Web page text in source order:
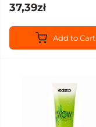
37,39zł
Add to Cart